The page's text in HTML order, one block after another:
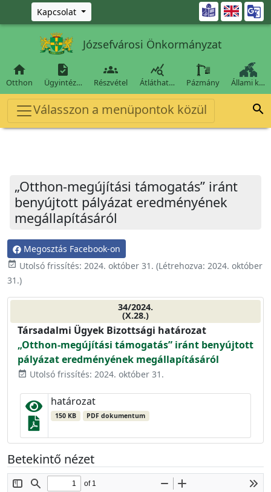
Ugrás a fő tartalomra
Kapcsolat 
Józsefvárosi Önkormányzat

Otthon

Ügyintéz…

Részvétel

Átláthat… Pázmány Állami k…
Válasszon a menüpontok közül 
„Otthon-megújítási támogatás” iránt
benyújtott pályázat eredményének
megállapításáról
Megosztás Facebook-on
event_available Utolsó frissítés: 2024. október 31. (Létrehozva: 2024. október
31.)
34/2024.
(X.28.)
Társadalmi Ügyek Bizottsági határozat
„Otthon-megújítási támogatás” iránt benyújtott
pályázat eredményének megállapításáról
event_available Utolsó frissítés: 2024. október 31.
határozat
150 KB PDF dokumentum
Betekintő nézet